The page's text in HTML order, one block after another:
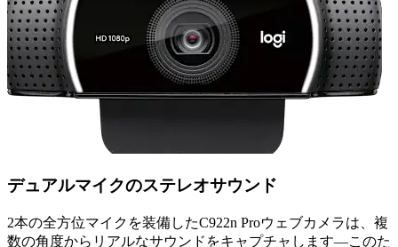
デュアルマイクのステレオサウンド
2本の全方位マイクを装備したC922n Proウェブカメラは、複
数の角度からリアルなサウンドをキャプチャします—このた